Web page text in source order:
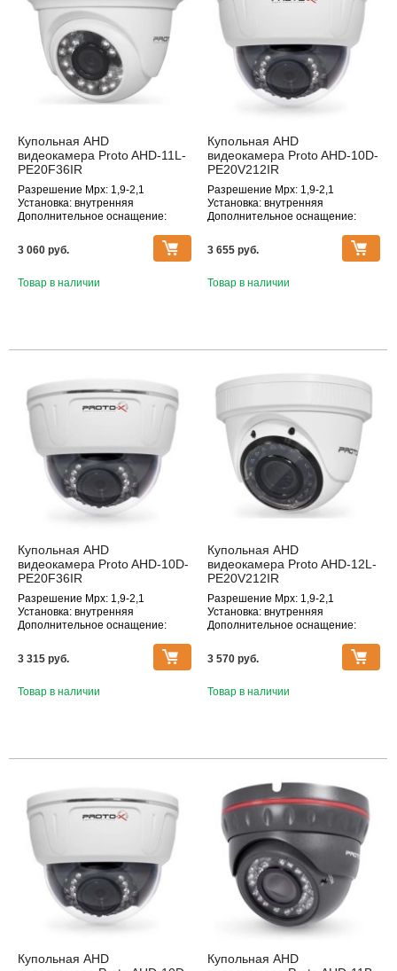
Купольная AHD
видеокамера Proto AHD-11L-
PE20F36IR
Разрешение Mpx: 1,9-2,1
Установка: внутренняя
Дополнительное оснащение:
Объектив (фокусное расстояние,
мм): 2.8
3 060 pуб.
Товар в наличии
Купольная AHD
видеокамера Proto AHD-10D-
PE20V212IR
Разрешение Mpx: 1,9-2,1
Установка: внутренняя
Дополнительное оснащение:
Объектив (фокусное расстояние,
мм): 2.8-12
3 655 pуб.
Товар в наличии
Купольная AHD
видеокамера Proto AHD-10D-
PE20F36IR
Разрешение Mpx: 1,9-2,1
Установка: внутренняя
Дополнительное оснащение:
Объектив (фокусное расстояние,
мм): 2.8
3 315 pуб.
Товар в наличии
Купольная AHD
видеокамера Proto AHD-12L-
PE20V212IR
Разрешение Mpx: 1,9-2,1
Установка: внутренняя
Дополнительное оснащение:
Объектив (фокусное расстояние,
мм): 2.8-12
3 570 pуб.
Товар в наличии
Купольная AHD
Купольная AHD